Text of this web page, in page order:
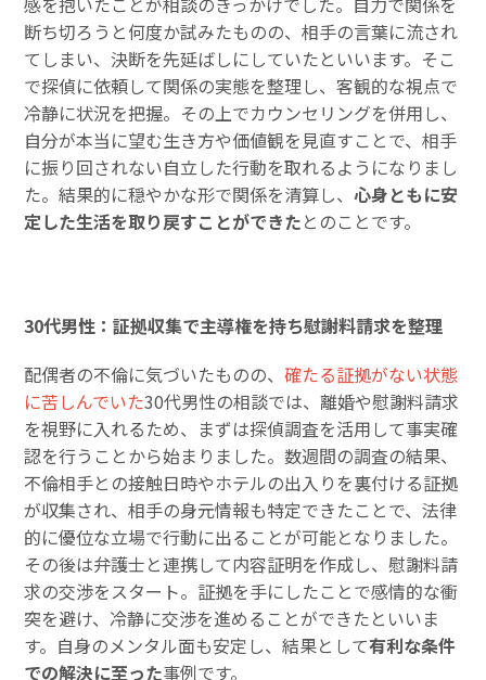
断ち切ろうと何度か試みたものの、相手の言葉に流され
てしまい、決断を先延ばしにしていたといいます。そこ
で探偵に依頼して関係の実態を整理し、客観的な視点で
冷静に状況を把握。その上でカウンセリングを併用し、
自分が本当に望む生き方や価値観を見直すことで、相手
に振り回されない自立した行動を取れるようになりまし
た。結果的に穏やかな形で関係を清算し、心身ともに安
定した生活を取り戻すことができたとのことです。
30代男性：証拠収集で主導権を持ち慰謝料請求を整理
配偶者の不倫に気づいたものの、確たる証拠がない状態
に苦しんでいた30代男性の相談では、離婚や慰謝料請求
を視野に入れるため、まずは探偵調査を活用して事実確
認を行うことから始まりました。数週間の調査の結果、
不倫相手との接触日時やホテルの出入りを裏付ける証拠
が収集され、相手の身元情報も特定できたことで、法律
的に優位な立場で行動に出ることが可能となりました。
その後は弁護士と連携して内容証明を作成し、慰謝料請
求の交渉をスタート。証拠を手にしたことで感情的な衝
突を避け、冷静に交渉を進めることができたといいま
す。自身のメンタル面も安定し、結果として有利な条件
での解決に至った事例です。